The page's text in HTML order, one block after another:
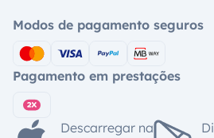
Modos de pagamento seguros
Pagamento em prestações
Descarregar na